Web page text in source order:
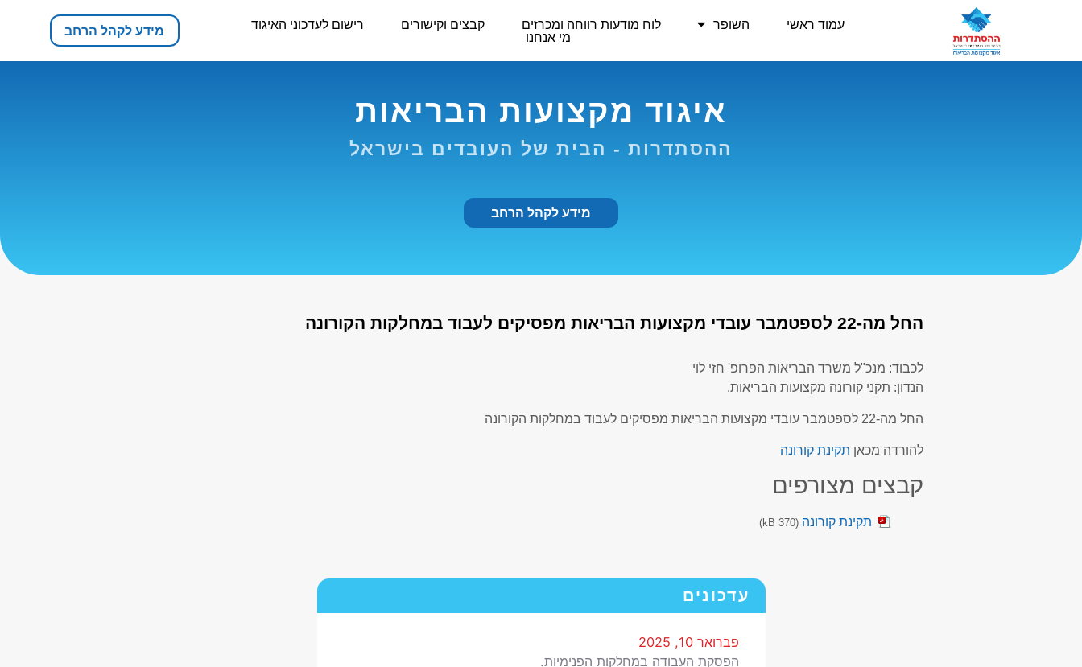
עמוד ראשי השופר לוח מודעות רווחה ומכרזים קבצים וקישורים
רישום לעדכוני האיגוד
מי אנחנו
מידע לקהל הרחב
איגוד מקצועות הבריאות
ההסתדרות - הבית של העובדים בישראל
מידע לקהל הרחב
החל מה-22 לספטמבר עובדי מקצועות הבריאות מפסיקים לעבוד במחלקות הקורונה
לכבוד: מנכ"ל משרד הבריאות הפרופ' חזי לוי
הנדון: תקני קורונה מקצועות הבריאות.
החל מה-22 לספטמבר עובדי מקצועות הבריאות מפסיקים לעבוד במחלקות הקורונה
להורדה מכאן תקינת קורונה
קבצים מצורפים
תקינת קורונה (370 kB)
עדכונים
הפסקת העבודה במחלקות הפנימיות.